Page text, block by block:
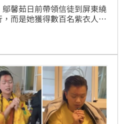
馨茹日前帶領信徒到屏東繞
而是她獲得數百名紫衣人膜
濟公服」正面迎戰，再添話
要衣裝，佛要金裝，尬電只
，「決定萬聖節來穿這